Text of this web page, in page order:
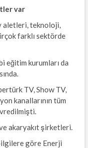
var
aletleri, teknoloji,
farklı sektörde
eğitim kurumları da
TV, Show TV,
kanallarının tüm
akaryakıt şirketleri.
göre Enerji